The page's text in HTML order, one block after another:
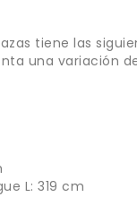
tiene las
una variación
L: 319 cm